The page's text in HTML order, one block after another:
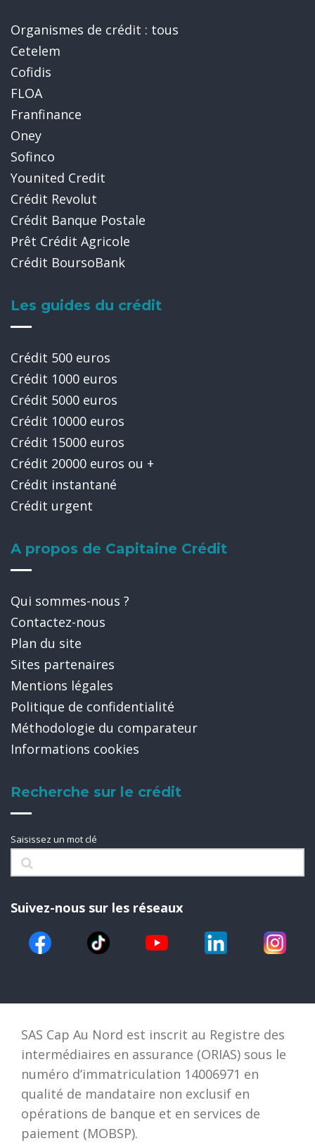
Organismes de crédit : tous
Cetelem
Cofidis
FLOA
Franfinance
Oney
Sofinco
Younited Credit
Crédit Revolut
Crédit Banque Postale
Prêt Crédit Agricole
Crédit BoursoBank
Les guides du crédit
Crédit 500 euros
Crédit 1000 euros
Crédit 5000 euros
Crédit 10000 euros
Crédit 15000 euros
Crédit 20000 euros ou +
Crédit instantané
Crédit urgent
A propos de Capitaine Crédit
Qui sommes-nous ?
Contactez-nous
Plan du site
Sites partenaires
Mentions légales
Politique de confidentialité
Méthodologie du comparateur
Informations cookies
Recherche sur le crédit
Saisissez un mot clé
Suivez-nous sur les réseaux
SAS Cap Au Nord est inscrit au Registre des
intermédiaires en assurance (ORIAS) sous le
numéro d’immatriculation 14006971 en
qualité de mandataire non exclusif en
opérations de banque et en services de
paiement (MOBSP).